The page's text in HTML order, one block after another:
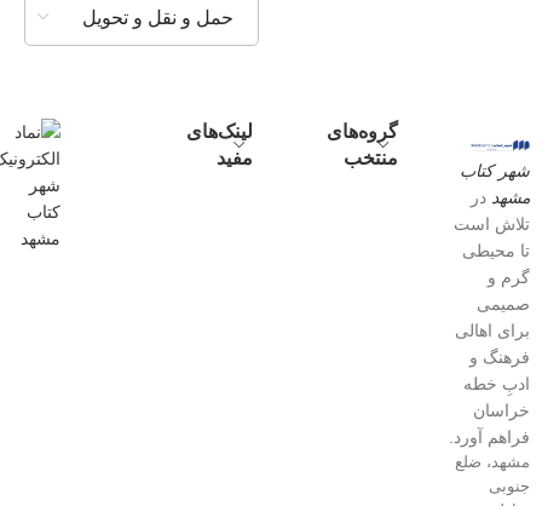
حمل و نقل و تحویل
شهر کتاب
مشهد در
تلاش است
تا محیطی
گرم و
صمیمی
برای اهالی
فرهنگ و
ادبِ خطه
خراسان
فراهم آورد.
مشهد، ضلع
جنوبی
گروه‌های
منتخب
لینک‌های
مفید